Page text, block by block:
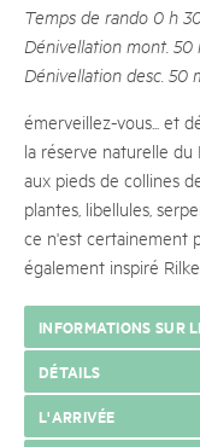
Temps de rando 0 h
Dénivellation mont. 50
Dénivellation desc. 50
émerveillez-vous... et
la réserve naturelle du
aux pieds de collines
plantes, libellules,
ce n'est certainement
également inspiré
INFORMATIONS SUR
DÉTAILS
L'ARRIVÉE